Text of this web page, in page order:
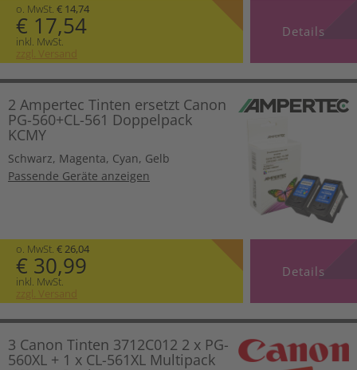
o. MwSt. € 14,74
€ 17,54
inkl. MwSt.
zzgl. Versand
Details
2 Ampertec Tinten ersetzt Canon
PG-560+CL-561 Doppelpack
KCMY
Schwarz, Magenta, Cyan, Gelb
Passende Geräte anzeigen
o. MwSt. € 26,04
€ 30,99
inkl. MwSt.
zzgl. Versand
Details
3 Canon Tinten 3712C012 2 x PG-
560XL + 1 x CL-561XL Multipack